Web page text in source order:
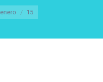
enero 15